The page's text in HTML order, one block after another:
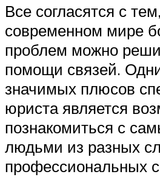
Все согласятся с
современном мире
проблем можно
помощи связей.
значимых плюсов
юриста является
познакомиться с
людьми из разных
профессиональных